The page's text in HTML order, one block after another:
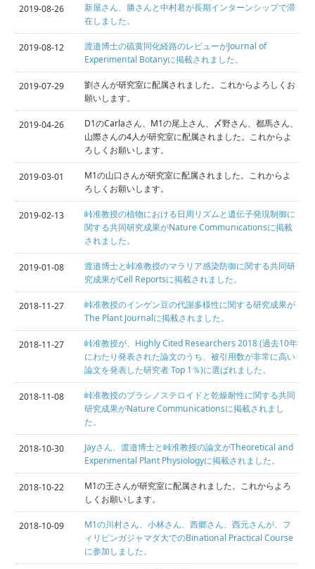
2019-08-26
新屋さん、勝さんと中村君が長期インターンシップで滞
在しました。
2019-08-12
渡邉博士の硫黄同化経路のレビューがJournal of
Experimental Botanyに掲載されました。
2019-07-29
劉さんが研究室に配属されました。これからよろしくお
願いします。
2019-04-26
D1のCarlaさん、M1の尾上さん、〆野さん、都馬さん、
山際さんの4人が研究室に配属されました。これからよ
ろしくお願いします。
2019-03-01
M1の山口さんが研究室に配属されました。これからよ
ろしくお願いします。
2019-02-13
峠准教授の植物における日周リズムと遺伝子発現制御に
関する共同研究成果がNature Communicationsに掲載
されました。
2019-01-08
渡邉博士と峠准教授のマラリア感染防御に関する共同研
究成果がCell Reportsに掲載されました。
2018-11-27
峠准教授のインゲン豆の代謝多様性に関する研究成果が
The Plant Journalに掲載されました。
2018-11-27
峠准教授が、Highly Cited Researchers 2018 (過去10年
にわたり発表された論文のうち、被引用数が非常に高い
論文を発表した研究者 Top 1％)に選ばれました。
2018-11-08
峠准教授のブラシノステロイドと乾燥耐性に関する共同
研究成果がNature Communicationsに掲載されまし
た。
2018-10-30
Jayさん、渡邉博士と峠准教授の論文がTheoretical and
Experimental Plant Physiologyに掲載されました。
2018-10-22
M1の王さんが研究室に配属されました。これからよろ
しくお願いします。
2018-10-09
M1の川村さん、小林さん、西郷さん、西元さんが、フ
ィリピンガジャマダ大でのBinational Practical Course
に参加しました。